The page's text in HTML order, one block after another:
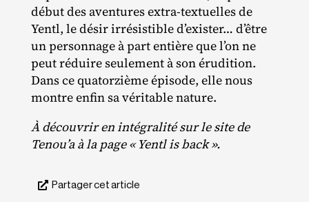
début des aventures extra‐​textuelles de
Yentl, le désir irrésistible d’exister… d’être
un personnage à part entière que l’on ne
peut réduire seulement à son érudition.
Dans ce quatorzième épisode, elle nous
montre enfin sa véritable nature.
À découvrir en intégralité sur le site de
Tenou’a à la page « Yentl is back ».
Partager cet article